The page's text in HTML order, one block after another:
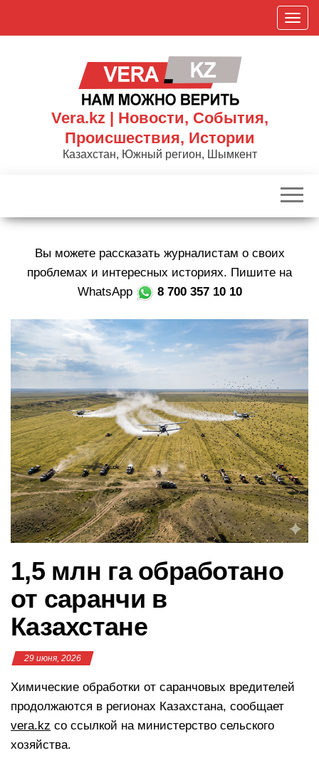
П
о
к
р
в
и
г
ц
и
ю
Vera.kz | Новости, События,
Происшествия, Истории
Казахстан, Южный регион, Шымкент
Вы можете рассказать журналистам о своих
проблемах и интересных историях. Пишите на
WhatsApp
8 700 357 10 10
1,5 млн га обработано
от саранчи в
Казахстане
29 июня, 2026
Химические обработки от саранчовых вредителей
продолжаются в регионах Казахстана, сообщает
vera.kz со ссылкой на министерство сельского
хозяйства.